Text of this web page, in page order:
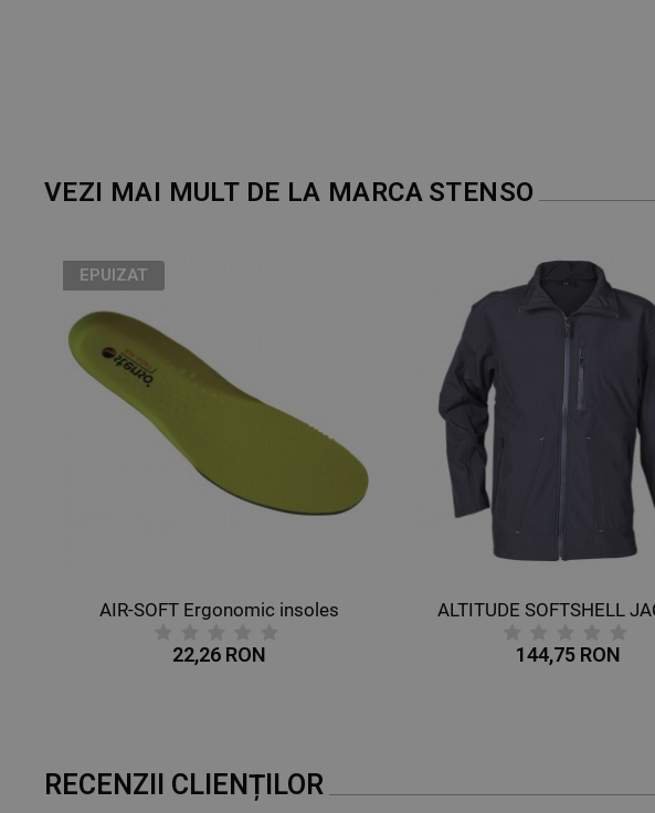
VEZI MAI MULT DE LA MARCA STENSO
EPUIZAT
AIR-SOFT Ergonomic insoles
22,26 RON
ALTITUDE SOFTSHELL
144,75 RON
RECENZII CLIENȚILOR